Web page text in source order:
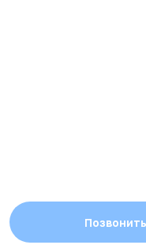
Позвонить